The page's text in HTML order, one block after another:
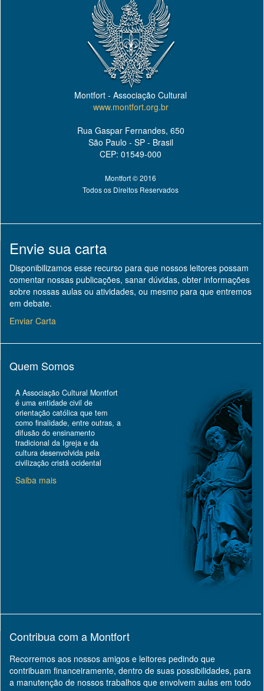
Montfort - Associação Cultural
www.montfort.org.br
Rua Gaspar Fernandes, 650
São Paulo - SP - Brasil
CEP: 01549-000
Montfort © 2016
Todos os Direitos Reservados
Envie sua carta
Disponibilizamos esse recurso para que nossos leitores possam
comentar nossas publicações, sanar dúvidas, obter informações
sobre nossas aulas ou atividades, ou mesmo para que entremos
em debate.
Enviar Carta
Quem Somos
A Associação Cultural Montfort
é uma entidade civil de
orientação católica que tem
como finalidade, entre outras, a
difusão do ensinamento
tradicional da Igreja e da
cultura desenvolvida pela
civilização cristã ocidental
Saiba mais
Contribua com a Montfort
Recorremos aos nossos amigos e leitores pedindo que
contribuam financeiramente, dentro de suas possibilidades, para
a manutenção de nossos trabalhos que envolvem aulas em todo